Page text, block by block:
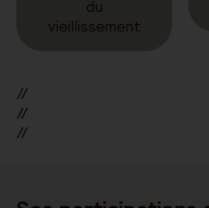
du
vieillissement
//
//
//